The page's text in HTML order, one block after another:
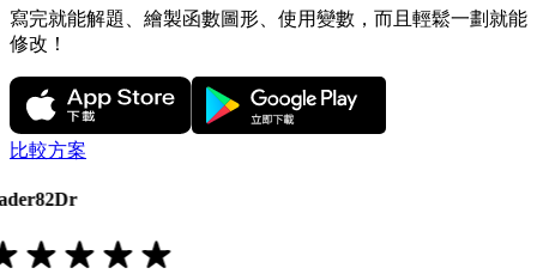
寫完就能解題、繪製函數圖形、使用變數，而且輕鬆一劃就能
修改！
比較方案